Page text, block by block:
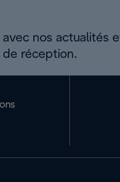
avec nos actualités
de réception.